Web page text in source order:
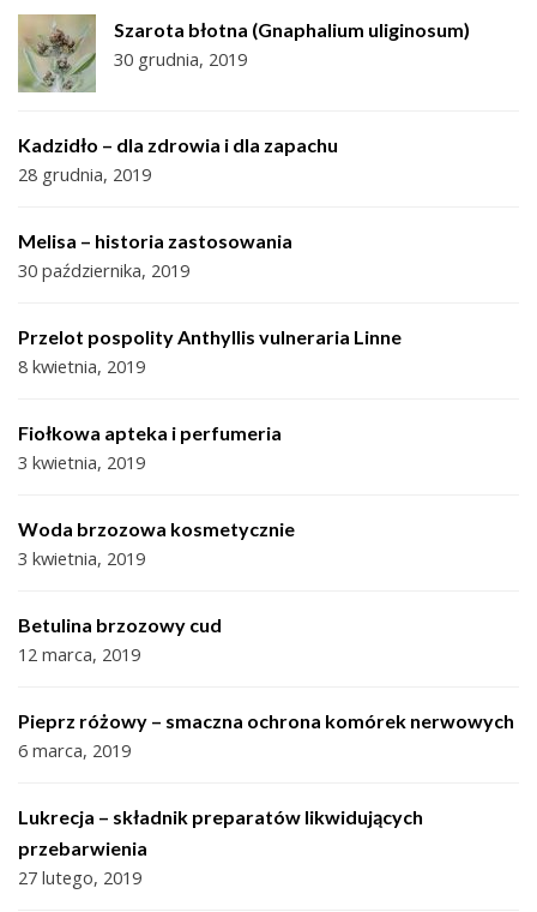
Szarota błotna (Gnaphalium uliginosum)
30 grudnia, 2019
Kadzidło – dla zdrowia i dla zapachu
28 grudnia, 2019
Melisa – historia zastosowania
30 października, 2019
Przelot pospolity Anthyllis vulneraria Linne
8 kwietnia, 2019
Fiołkowa apteka i perfumeria
3 kwietnia, 2019
Woda brzozowa kosmetycznie
3 kwietnia, 2019
Betulina brzozowy cud
12 marca, 2019
Pieprz różowy – smaczna ochrona komórek nerwowych
6 marca, 2019
Lukrecja – składnik preparatów likwidujących
przebarwienia
27 lutego, 2019